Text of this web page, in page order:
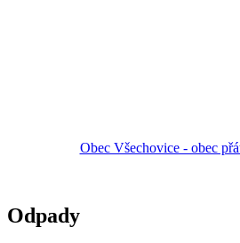
Obec Všechovice - obec
Odpady